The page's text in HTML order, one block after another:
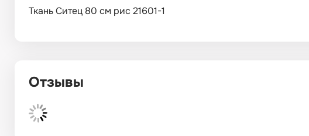
Ткань Ситец 80 см рис 21601-1
Отзывы